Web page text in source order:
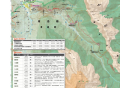
Taglog
ไทย
Bahasa indonesia